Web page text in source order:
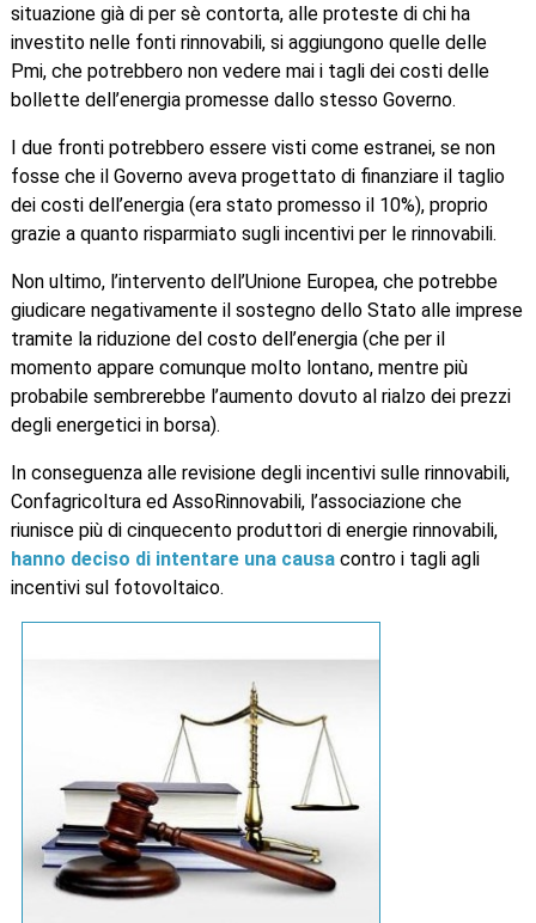
situazione già di per sè contorta, alle proteste di chi ha
investito nelle fonti rinnovabili, si aggiungono quelle delle
Pmi, che potrebbero non vedere mai i tagli dei costi delle
bollette dell’energia promesse dallo stesso Governo.
I due fronti potrebbero essere visti come estranei, se non
fosse che il Governo aveva progettato di finanziare il taglio
dei costi dell’energia (era stato promesso il 10%), proprio
grazie a quanto risparmiato sugli incentivi per le rinnovabili.
Non ultimo, l’intervento dell’Unione Europea, che potrebbe
giudicare negativamente il sostegno dello Stato alle imprese
tramite la riduzione del costo dell’energia (che per il
momento appare comunque molto lontano, mentre più
probabile sembrerebbe l’aumento dovuto al rialzo dei prezzi
degli energetici in borsa).
In conseguenza alle revisione degli incentivi sulle rinnovabili,
Confagricoltura ed AssoRinnovabili, l’associazione che
riunisce più di cinquecento produttori di energie rinnovabili,
hanno deciso di intentare una causacontro i tagli agli
incentivi sul fotovoltaico.